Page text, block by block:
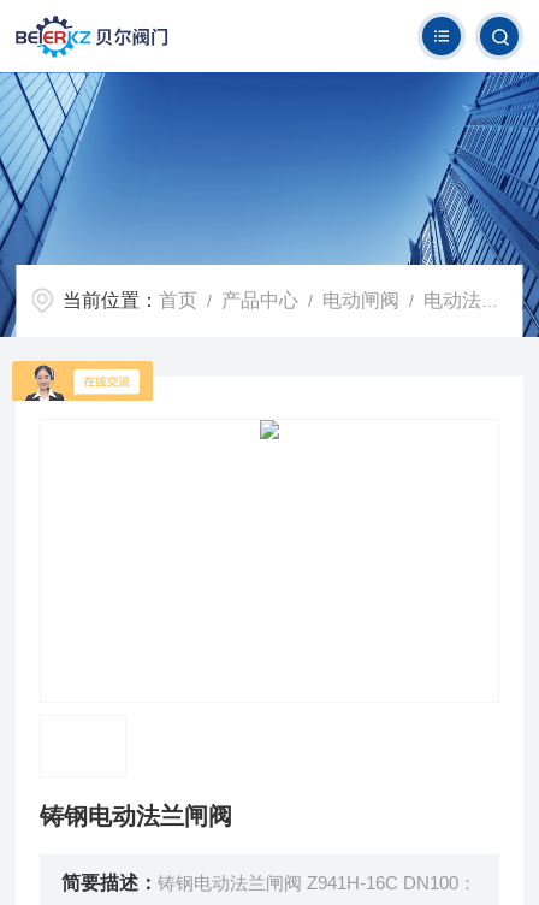
当前位置：首页 / 产品中心 / 电动闸阀 / 电动法兰闸阀
铸钢电动法兰闸阀
简要描述：铸钢电动法兰闸阀 Z941H-16C DN100：